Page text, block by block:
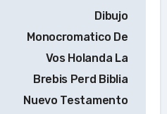
Dibujo
Monocromatico De
Vos Holanda La
Brebis Perd Biblia
Nuevo Testamento